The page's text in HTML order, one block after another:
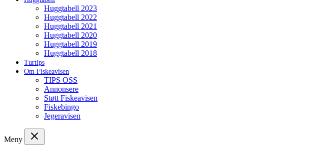
Huggtabell 2023
Huggtabell 2022
Huggtabell 2021
Huggtabell 2020
Huggtabell 2019
Huggtabell 2018
Turtips
Om Fiskeavisen
TIPS OSS
Annonsere
Støtt Fiskeavisen
Fiskebingo
Jegeravisen
Meny